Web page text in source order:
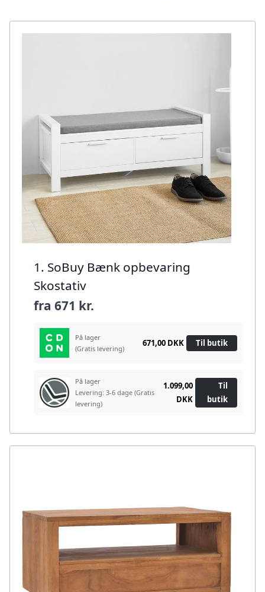
1. SoBuy Bænk opbevaring
Skostativ
fra 671 kr.
På lager
(Gratis levering)
671,00 DKK Til butik
På lager
Levering: 3-6 dage (Gratis
levering)
1.099,00
DKK
Til
butik